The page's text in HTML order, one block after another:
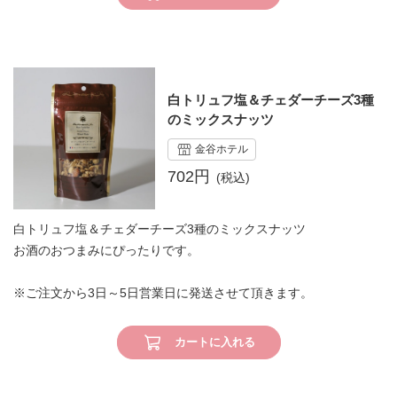
白トリュフ塩＆チェダーチーズ3種
のミックスナッツ
金谷ホテル
702円
白トリュフ塩＆チェダーチーズ3種のミックスナッツ
お酒のおつまみにぴったりです。
※ご注文から3日～5日営業日に発送させて頂きます。
カートに入れる